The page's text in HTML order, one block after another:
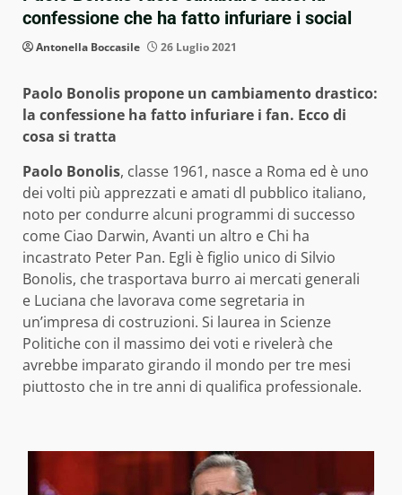
confessione che ha fatto infuriare i social
Antonella Boccasile 26 Luglio 2021
Paolo Bonolis propone un cambiamento drastico:
la confessione ha fatto infuriare i fan. Ecco di
cosa si tratta
Paolo Bonolis, classe 1961, nasce a Roma ed è uno
dei volti più apprezzati e amati dl pubblico italiano,
noto per condurre alcuni programmi di successo
come Ciao Darwin, Avanti un altro e Chi ha
incastrato Peter Pan. Egli è figlio unico di Silvio
Bonolis, che trasportava burro ai mercati generali
e Luciana che lavorava come segretaria in
un’impresa di costruzioni. Si laurea in Scienze
Politiche con il massimo dei voti e rivelerà che
avrebbe imparato girando il mondo per tre mesi
piuttosto che in tre anni di qualifica professionale.